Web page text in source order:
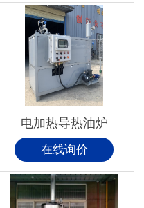
电加热导热油炉
在线询价